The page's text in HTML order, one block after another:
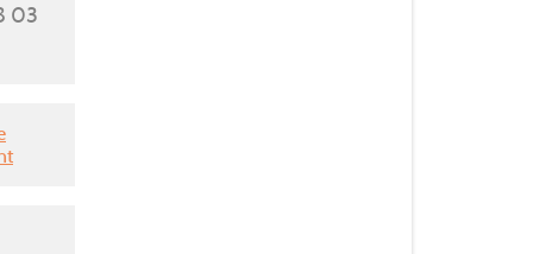
03